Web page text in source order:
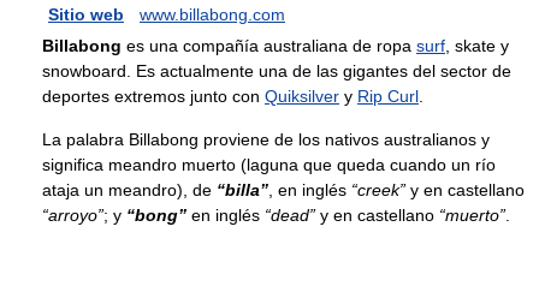
Sitio web
www.billabong.com
Billabong es una compañía australiana de ropa surf , skate y
snowboard. Es actualmente una de las gigantes del sector de
deportes extremos junto con Quiksilver y Rip Curl
La palabra Billabong proviene de los nativos australianos y
significa meandro muerto (laguna que queda cuando un río
ataja un meandro), de “billa” , en inglés “creek” y en castellano
“arroyo”; y “bong” en inglés “dead” y en castellano “muerto”